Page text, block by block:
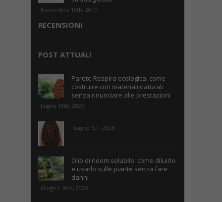
Novembre 13th, 2017
RECENSIONI
POST ATTUALI
Parete Respira ecologica: come
costruire con materiali naturali
senza rinunciare alle prestazioni
Luglio 18th, 2026
Luglio 5th, 2026
Olio di neem solubile: come diluirlo
e usarlo sulle piante senza fare
danni
Giugno 10th, 2026